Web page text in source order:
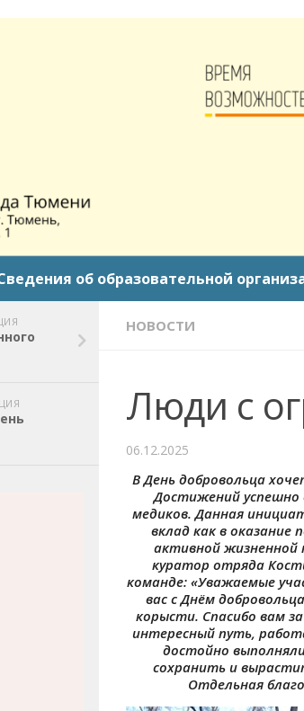
об образовательной
НОВОСТИ
Люди с
06.12.2025
В День добровольца
Достижений
медиков. Данная
вклад как в
активной жизненной
куратор отряда
команде: «Уважаемые
вас с Днём
корысти. Спасибо вам
интересный путь,
достойно
сохранить и
Отдельная